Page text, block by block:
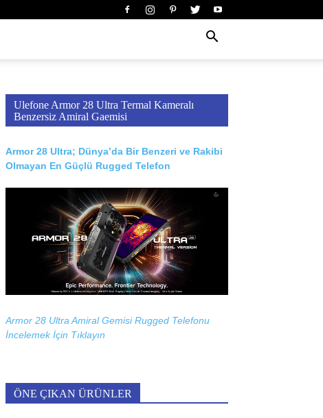
Ulefone Armor 28 Ultra Termal Kameralı
Benzersiz Amiral Gaemisi
Armor 28 Ultra; Dünya’da Bir Benzeri ve Rakibi
Olmayan En Güçlü Rugged Telefon
Armor 28 Ultra Amiral Gemisi Rugged Telefonu
İncelemek İçin Tıklayın
ÖNE ÇIKAN ÜRÜNLER